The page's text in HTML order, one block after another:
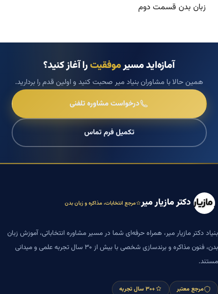
زبان بدن قسمت دوم
آمازه‌اید مسیرموفقیترا آغاز کنید؟
همین حالا با مشاوران بنیاد میر صحبت کنید و اولین قدم را بردارید.
درخواست مشاوره تلفنی
تکمیل فرم تماس
دکتر مازیار میر مرجع انتخابات، مذاکره و زبان بدن
بنیاد دکتر مازیار میر، همراه حرفه‌ای شما در مسیر مشاوره انتخاباتی، آموزش زبان
بدن، فنون مذاکره و برندسازی شخصی با بیش از ۳۰ سال تجربه علمی و میدانی
مستند.
مرجع معتبر +۳۰ سال تجربه